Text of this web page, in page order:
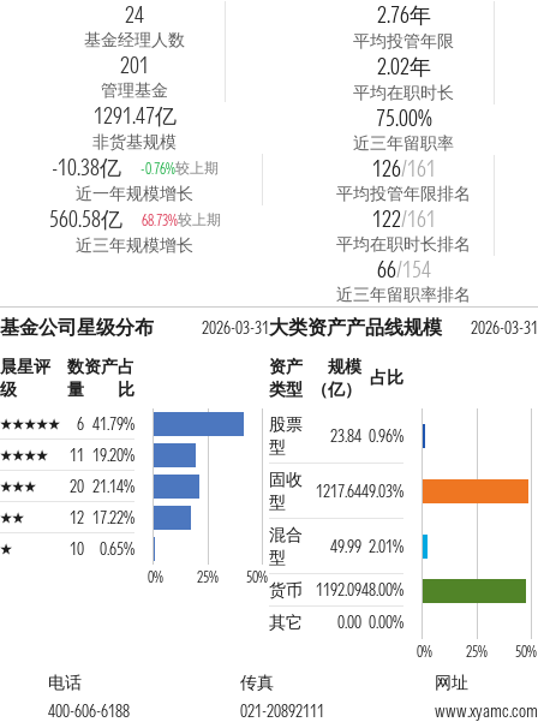
24
基金经理人数
201
管理基金
1291.47亿
非货基规模
-10.38亿 -0.76%较上期
近一年规模增长
560.58亿 68.73%较上期
近三年规模增长
2.76年
平均投管年限
2.02年
平均在职时长
75.00%
近三年留职率
126/161
平均投管年限排名
122/161
平均在职时长排名
66/154
近三年留职率排名
基金公司星级分布
2026-03-31
晨星评
级
数
量
资产占
比
6 41.79%
11 19.20%
20 21.14%
12 17.22%
10
0.65%
0% 25% 50%
大类资产产品线规模
2026-03-31
资产
类型
规模
（亿）
占比
股票
型
23.84 0.96%
固收
型
1217.6449.03%
混合
型
49.99 2.01%
货币
1192.0948.00%
其它
0.00 0.00%
0% 25% 50%
电话
400-606-6188
传真
021-20892111
网址
www.xyamc.com